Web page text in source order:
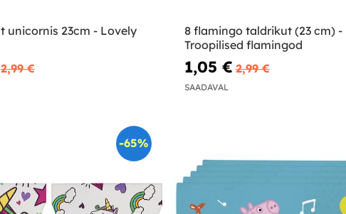
unicornis 23cm - Lovely
2,99 €
8 flamingo taldrikut (23 cm) -
Troopilised flamingod
1,05 € 2,99 €
SAADAVAL
-65%